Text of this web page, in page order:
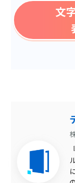
外部ツールと連携可能
アクセス権限管理
フィラー除去
文